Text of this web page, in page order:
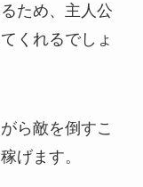
ため、主人公
くれるでしょ
ら敵を倒すこ
げます。